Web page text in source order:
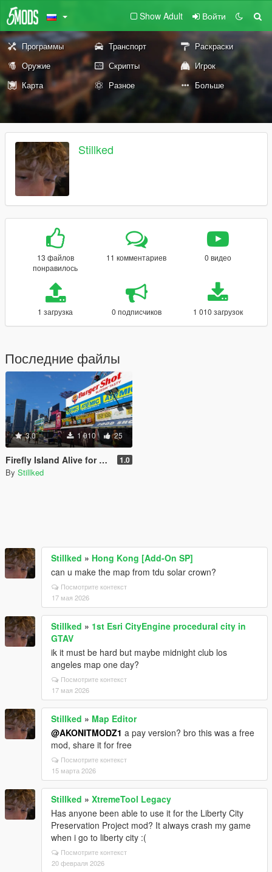
Show Adult Войти
Программы Транспорт
Раскраски
Оружие
Скрипты
Игрок
Карта
Разное Больше
Stillked
13 файлов
понравилось
11 комментариев 0 видео
1 загрузка 0 подписчиков 1 010 загрузок
Последние файлы
3.0 1 010 25
Firefly Island Alive for LCPP 1.0
By Stillked
Stillked » Hong Kong [Add-On SP]
can u make the map from tdu solar crown?
Посмотрите контекст
17 мая 2026
Stillked » 1st Esri CityEngine procedural city in
GTAV
ik it must be hard but maybe midnight club los
angeles map one day?
Посмотрите контекст
17 мая 2026
Stillked » Map Editor
@AKONITMODZ1 a pay version? bro this was a free
mod, share it for free
Посмотрите контекст
15 марта 2026
Stillked » XtremeTool Legacy
Has anyone been able to use it for the Liberty City
Preservation Project mod? It always crash my game
when i go to liberty city :(
Посмотрите контекст
20 февраля 2026